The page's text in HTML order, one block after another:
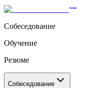
Собеседование
Обучение
Резюме
Собеседование